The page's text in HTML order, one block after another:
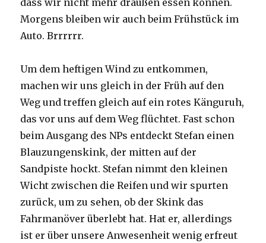
Morgens bleiben wir auch beim Frühstück im
Auto. Brrrrrr.
Um dem heftigen Wind zu entkommen,
machen wir uns gleich in der Früh auf den
Weg und treffen gleich auf ein rotes Känguruh,
das vor uns auf dem Weg flüchtet. Fast schon
beim Ausgang des NPs entdeckt Stefan einen
Blauzungenskink, der mitten auf der
Sandpiste hockt. Stefan nimmt den kleinen
Wicht zwischen die Reifen und wir spurten
zurück, um zu sehen, ob der Skink das
Fahrmanöver überlebt hat. Hat er, allerdings
ist er über unsere Anwesenheit wenig erfreut